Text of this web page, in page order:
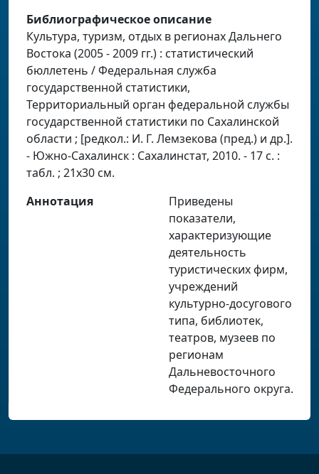
Библиографическое описание
Культура, туризм, отдых в регионах Дальнего
Востока (2005 - 2009 гг.) : статистический
бюллетень / Федеральная служба
государственной статистики,
Территориальный орган федеральной службы
государственной статистики по Сахалинской
области ; [редкол.: И. Г. Лемзекова (пред.) и др.].
- Южно-Сахалинск : Сахалинстат, 2010. - 17 с. :
табл. ; 21х30 см.
Аннотация
Приведены
показатели,
характеризующие
деятельность
туристических фирм,
учреждений
культурно-досугового
типа, библиотек,
театров, музеев по
регионам
Дальневосточного
Федерального округа.